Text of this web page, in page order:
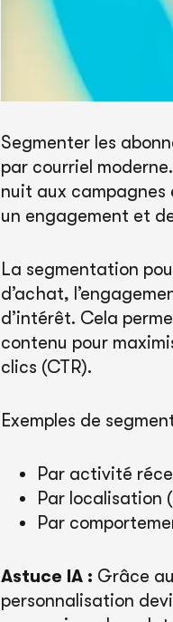
Segmenter les
par courriel
nuit aux
un engagement et
La segmentation
d’achat,
d’intérêt. Cela
contenu pour
clics (CTR).
Exemples de
Par activité
Par localisation
Par
Astuce IA : Grâce
personnalisation